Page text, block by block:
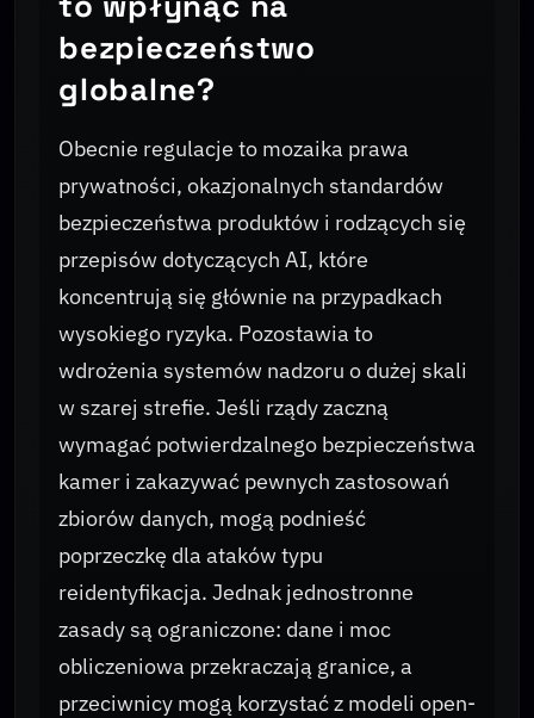
bezpieczeństwo
globalne?
Obecnie regulacje to mozaika prawa
prywatności, okazjonalnych standardów
bezpieczeństwa produktów i rodzących się
przepisów dotyczących AI, które
koncentrują się głównie na przypadkach
wysokiego ryzyka. Pozostawia to
wdrożenia systemów nadzoru o dużej skali
w szarej strefie. Jeśli rządy zaczną
wymagać potwierdzalnego bezpieczeństwa
kamer i zakazywać pewnych zastosowań
zbiorów danych, mogą podnieść
poprzeczkę dla ataków typu
reidentyfikacja. Jednak jednostronne
zasady są ograniczone: dane i moc
obliczeniowa przekraczają granice, a
przeciwnicy mogą korzystać z modeli open-